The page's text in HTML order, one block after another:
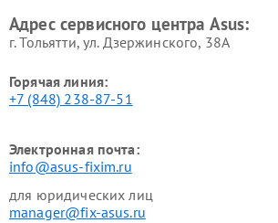
Адрес сервисного центра Asus:
г. Тольятти, ул. Дзержинского, 38А
Горячая линия:
+7 (848) 238-87-51
Электронная почта:
info@asus-fixim.ru
для юридических лиц
manager@fix-asus.ru